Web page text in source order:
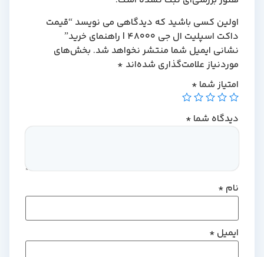
اولین کسی باشید که دیدگاهی می نویسد “قیمت
داکت اسپلیت ال جی 48000 | راهنمای خرید”
نشانی ایمیل شما منتشر نخواهد شد. بخش‌های
موردنیاز علامت‌گذاری شده‌اند*
امتیاز شما*
دیدگاه شما *
*
ایمیل*